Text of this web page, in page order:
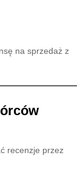
na sprzedaż z
recenzje przez